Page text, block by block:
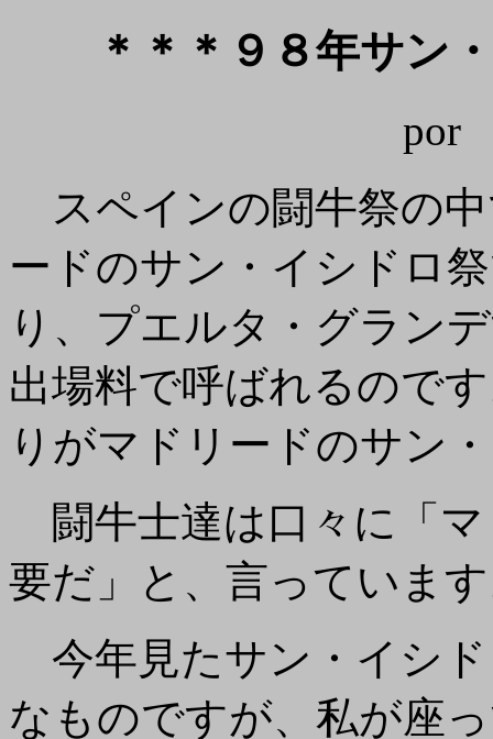
＊＊＊９８年サン
por
スペインの闘牛祭の
ードのサン・イシドロ
り、プエルタ・グラン
出場料で呼ばれるので
りがマドリードのサン
闘牛士達は口々に「
要だ」と、言っていま
今年見たサン・イシ
なものですが、私が座